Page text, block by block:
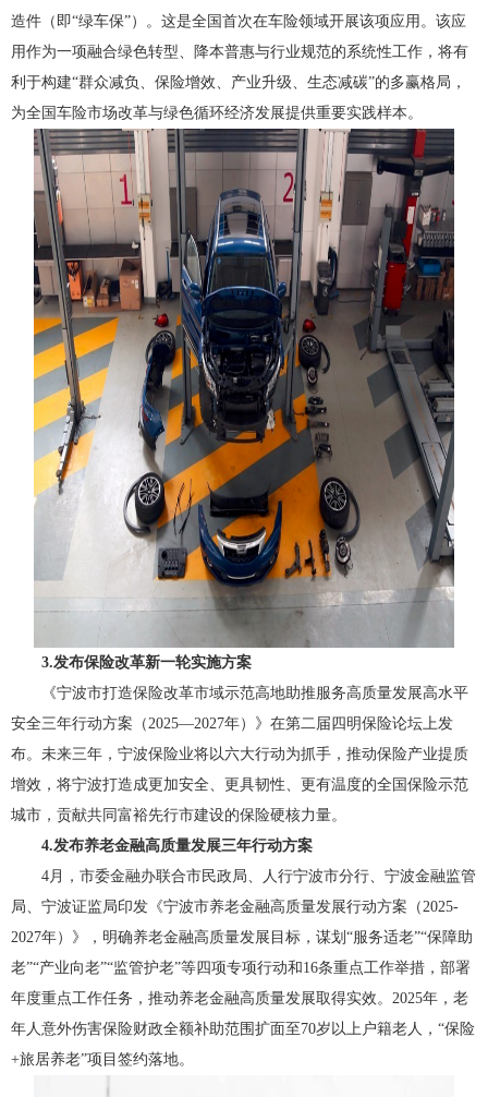
造件（即“绿车保”）。这是全国首次在车险领域开展该项应用。该应
用作为一项融合绿色转型、降本普惠与行业规范的系统性工作，将有
利于构建“群众减负、保险增效、产业升级、生态减碳”的多赢格局，
为全国车险市场改革与绿色循环经济发展提供重要实践样本。
3.发布保险改革新一轮实施方案
《宁波市打造保险改革市域示范高地助推服务高质量发展高水平
安全三年行动方案（2025—2027年）》在第二届四明保险论坛上发
布。未来三年，宁波保险业将以六大行动为抓手，推动保险产业提质
增效，将宁波打造成更加安全、更具韧性、更有温度的全国保险示范
城市，贡献共同富裕先行市建设的保险硬核力量。
4.发布养老金融高质量发展三年行动方案
4月，市委金融办联合市民政局、人行宁波市分行、宁波金融监管
局、宁波证监局印发《宁波市养老金融高质量发展行动方案（2025-
2027年）》，明确养老金融高质量发展目标，谋划“服务适老”“保障助
老”“产业向老”“监管护老”等四项专项行动和16条重点工作举措，部署
年度重点工作任务，推动养老金融高质量发展取得实效。2025年，老
年人意外伤害保险财政全额补助范围扩面至70岁以上户籍老人，“保险
+旅居养老”项目签约落地。